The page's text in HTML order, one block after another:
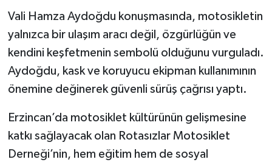
Vali Hamza Aydoğdu konuşmasında, motosikletin
yalnızca bir ulaşım aracı değil, özgürlüğün ve
kendini keşfetmenin sembolü olduğunu vurguladı.
Aydoğdu, kask ve koruyucu ekipman kullanımının
önemine değinerek güvenli sürüş çağrısı yaptı.
Erzincan’da motosiklet kültürünün gelişmesine
katkı sağlayacak olan Rotasızlar Motosiklet
Derneği’nin, hem eğitim hem de sosyal